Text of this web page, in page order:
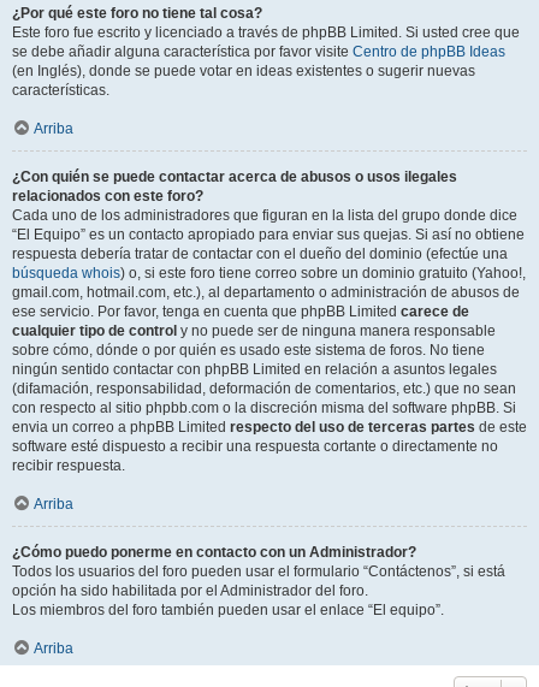
¿Por qué este foro no tiene tal cosa?
Este foro fue escrito y licenciado a través de phpBB Limited. Si usted cree que
se debe añadir alguna característica por favor visite Centro de phpBB Ideas
(en Inglés), donde se puede votar en ideas existentes o sugerir nuevas
características.
Arriba
¿Con quién se puede contactar acerca de abusos o usos ilegales
relacionados con este foro?
Cada uno de los administradores que figuran en la lista del grupo donde dice
“El Equipo” es un contacto apropiado para enviar sus quejas. Si así no obtiene
respuesta debería tratar de contactar con el dueño del dominio (efectúe una
búsqueda whois) o, si este foro tiene correo sobre un dominio gratuito (Yahoo!,
gmail.com, hotmail.com, etc.), al departamento o administración de abusos de
ese servicio. Por favor, tenga en cuenta que phpBB Limited carece de
cualquier tipo de control y no puede ser de ninguna manera responsable
sobre cómo, dónde o por quién es usado este sistema de foros. No tiene
ningún sentido contactar con phpBB Limited en relación a asuntos legales
(difamación, responsabilidad, deformación de comentarios, etc.) que no sean
con respecto al sitio phpbb.com o la discreción misma del software phpBB. Si
envia un correo a phpBB Limited respecto del uso de terceras partes de este
software esté dispuesto a recibir una respuesta cortante o directamente no
recibir respuesta.
Arriba
¿Cómo puedo ponerme en contacto con un Administrador?
Todos los usuarios del foro pueden usar el formulario “Contáctenos”, si está
opción ha sido habilitada por el Administrador del foro.
Los miembros del foro también pueden usar el enlace “El equipo”.
Arriba